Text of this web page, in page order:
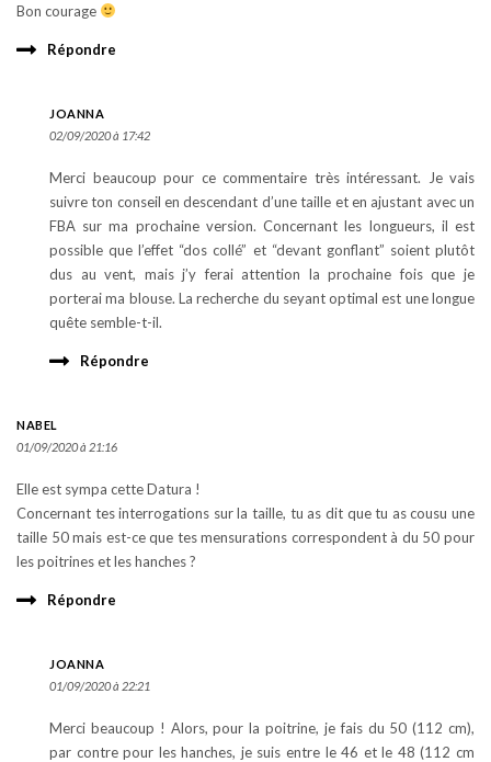
Bon courage
Répondre
JOANNA
02/09/2020 à 17:42
Merci beaucoup pour ce commentaire très intéressant. Je vais
suivre ton conseil en descendant d’une taille et en ajustant avec un
FBA sur ma prochaine version. Concernant les longueurs, il est
possible que l’effet “dos collé” et “devant gonflant” soient plutôt
dus au vent, mais j’y ferai attention la prochaine fois que je
porterai ma blouse. La recherche du seyant optimal est une longue
quête semble-t-il.
Répondre
NABEL
01/09/2020 à 21:16
Elle est sympa cette Datura !
Concernant tes interrogations sur la taille, tu as dit que tu as cousu une
taille 50 mais est-ce que tes mensurations correspondent à du 50 pour
les poitrines et les hanches ?
Répondre
JOANNA
01/09/2020 à 22:21
Merci beaucoup ! Alors, pour la poitrine, je fais du 50 (112 cm),
par contre pour les hanches, je suis entre le 46 et le 48 (112 cm